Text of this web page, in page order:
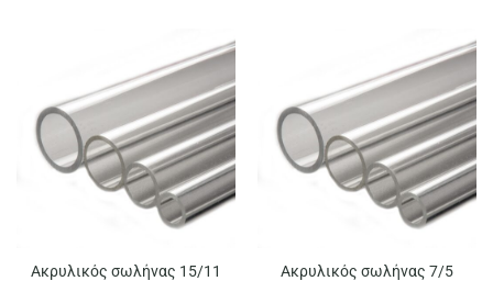
Ακρυλικός σωλήνας 15/11
Ακρυλικός σωλήνας 7/5